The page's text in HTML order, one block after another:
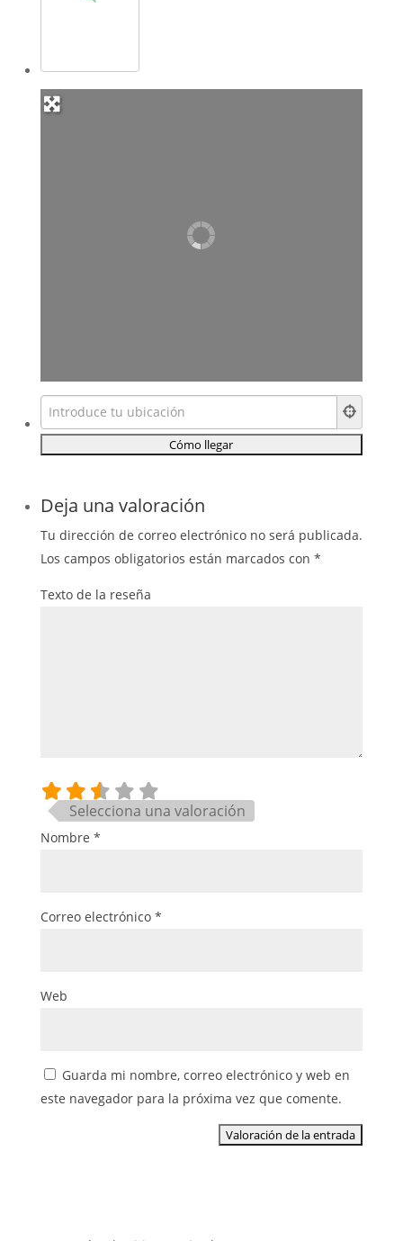
Deja una valoración
Tu dirección de correo electrónico no será publicada.
Los campos obligatorios están marcados con *
Texto de la reseña
Selecciona una valoración
Nombre *
Correo electrónico *
Web
Guarda mi nombre, correo electrónico y web en
este navegador para la próxima vez que comente.